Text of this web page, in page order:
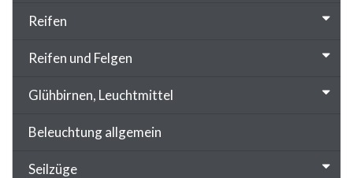
Reifen
Reifen und Felgen
Glühbirnen, Leuchtmittel
Beleuchtung allgemein
Seilzüge